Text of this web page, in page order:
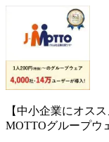
【中小企業にオス
MOTTOグループウ